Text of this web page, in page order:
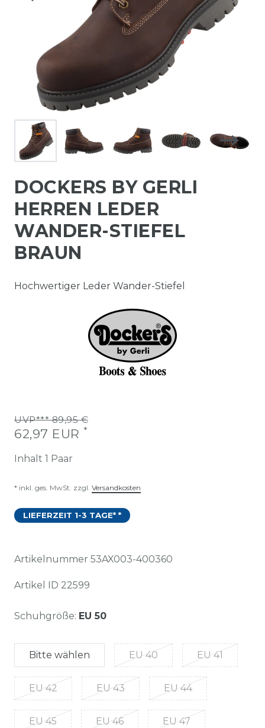
DOCKERS BY GERLI
HERREN LEDER
WANDER-STIEFEL
BRAUN
Hochwertiger Leder Wander-Stiefel
UVP*** 89,95 €
62,97 EUR *
Inhalt 1 Paar
* inkl. ges. MwSt. zzgl. Versandkosten
LIEFERZEIT 1-3 TAGE* *
Artikelnummer 53AX003-400360
Artikel ID 22599
Schuhgröße: EU 50
Bitte wählen EU 40 EU 41
EU 42 EU 43 EU 44
EU 45 EU 46 EU 47